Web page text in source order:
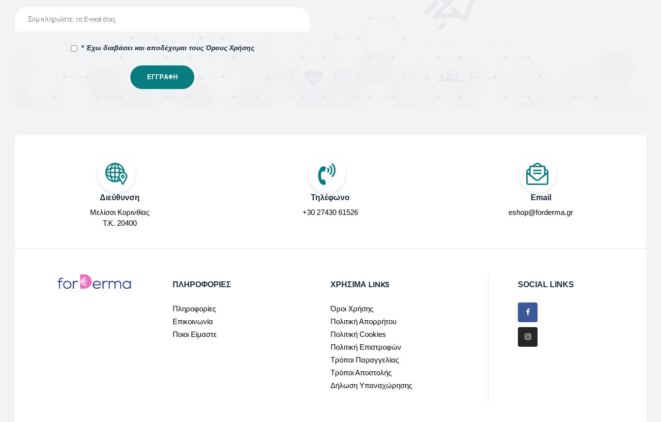
* Έχω διαβάσει και αποδέχομαι τους Όρους Χρήσης
Διεύθυνση
Μελίσσι Κορινθίας
Τ.Κ. 20400
Τηλέφωνο
+30 27430 61526
Email
eshop@forderma.gr
ΠΛΗΡΟΦΟΡΙΕΣ
Πληροφορίες
Επικοινωνία
Ποιοι Είμαστε
ΧΡΉΣΙΜΑ LINKS
Όροι Χρήσης
Πολιτική Απορρήτου
Πολιτική Cookies
Πολιτική Επιστροφών
Τρόποι Παραγγελίας
Τρόποι Αποστολής
Δήλωση Υπαναχώρησης
SOCIAL LINKS